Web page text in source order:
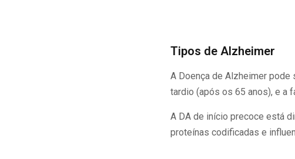
Tipos de Alzheimer
A Doença de Alzheimer
tardio (após os 65 anos), e a
A DA de início precoce está
proteínas codificadas e